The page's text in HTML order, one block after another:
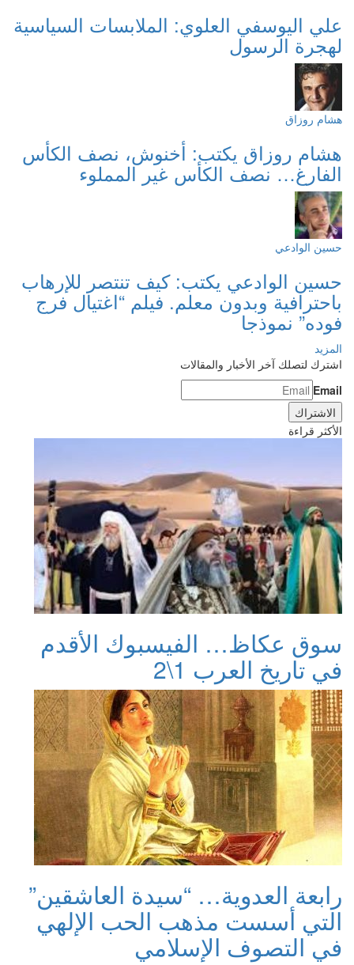
علي اليوسفي العلوي: الملابسات السياسية
لهجرة الرسول
هشام روزاق
هشام روزاق يكتب: أخنوش، نصف الكأس
الفارغ… نصف الكأس غير المملوء
حسين الوادعي
حسين الوادعي يكتب: كيف تنتصر للإرهاب
باحترافية وبدون معلم. فيلم “اغتيال فرج
فوده” نموذجا
المزيد
اشترك لتصلك آخر الأخبار والمقالات
Email
الأكثر قراءة
سوق عكاظ… الفيسبوك الأقدم
في تاريخ العرب 1\2
رابعة العدوية… “سيدة العاشقين”
التي أسست مذهب الحب الإلهي
في التصوف الإسلامي